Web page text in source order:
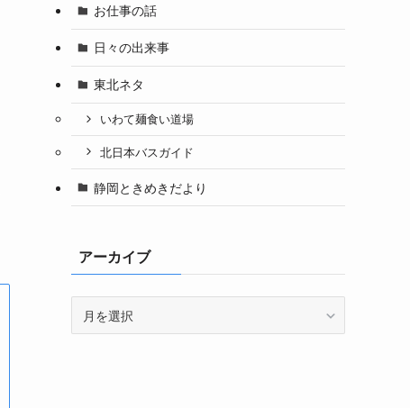
お仕事の話
日々の出来事
東北ネタ
いわて麺食い道場
北日本バスガイド
静岡ときめきだより
アーカイブ